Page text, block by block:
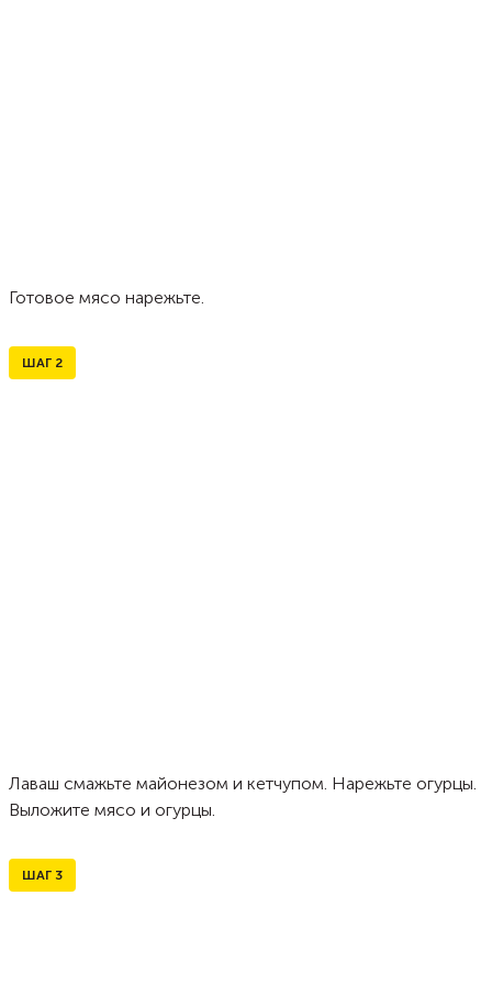
Готовое мясо нарежьте.
ШАГ 2
Лаваш смажьте майонезом и кетчупом. Нарежьте огурцы.
Выложите мясо и огурцы.
ШАГ 3